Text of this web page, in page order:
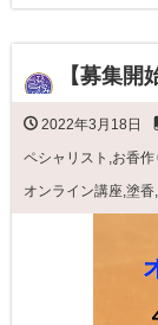
【募集
2022年3月18日
ペシャリスト ,お香作
オンライン講座,塗香,